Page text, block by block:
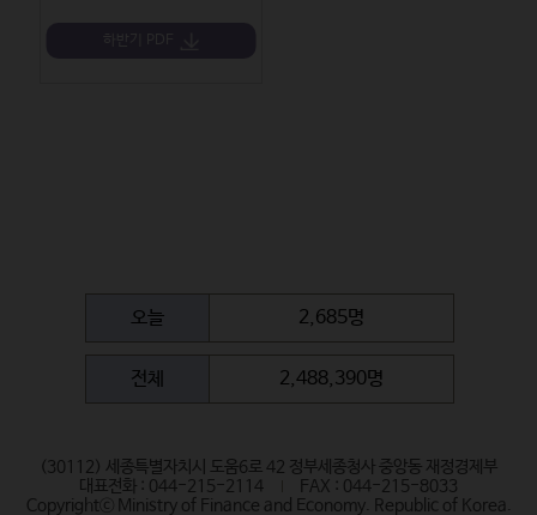
오늘 2,685명
전체 2,488,390명
(30112) 세종특별자치시 도움6로 42 정부세종청사 중앙동 재정경제부
대표전화 : 044-215-2114
FAX : 044-215-8033
Copyrightⓒ Ministry of Finance and Economy. Republic of Korea.